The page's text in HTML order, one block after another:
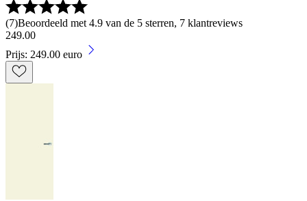
(7)Beoordeeld met 4.9 van de 5 sterren, 7 klantreviews
249.00
Prijs: 249.00 euro